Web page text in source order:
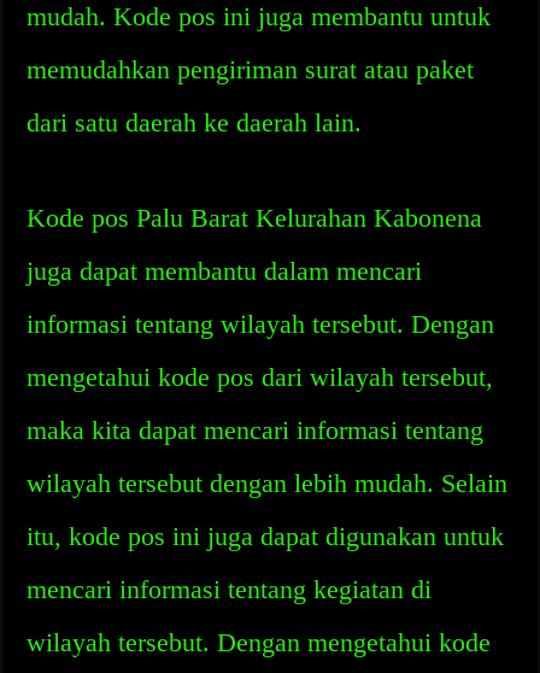
mudah. Kode pos ini juga membantu untuk
memudahkan pengiriman surat atau paket
dari satu daerah ke daerah lain.
Kode pos Palu Barat Kelurahan Kabonena
juga dapat membantu dalam mencari
informasi tentang wilayah tersebut. Dengan
mengetahui kode pos dari wilayah tersebut,
maka kita dapat mencari informasi tentang
wilayah tersebut dengan lebih mudah. Selain
itu, kode pos ini juga dapat digunakan untuk
mencari informasi tentang kegiatan di
wilayah tersebut. Dengan mengetahui kode